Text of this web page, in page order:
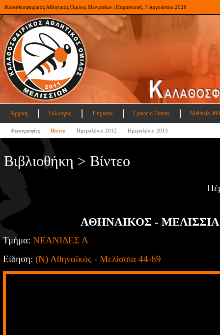
Καλαθοσφαιρικός Αθλητικός Όμιλος Μελισσίων | Παρασκευή, 7 Αυγούστου 2026
Αρχική Σύλλογος Τμήματα Γραφείο Τύπου Melissia
Φωτογραφίες Βίντεο Ημερολόγιο 2012 Ημερολόγιο 2013
Βιβλιοθήκη > Βίντεο
ΑΘΗΝΑΙΚΟΣ - ΜΕΛΙΣΣΙΑ
Τμήμα: ΝΕΑΝΙΔΕΣ Α
Είδηση: (Ν) Αθηναϊκός - Μελίσσια 44-69